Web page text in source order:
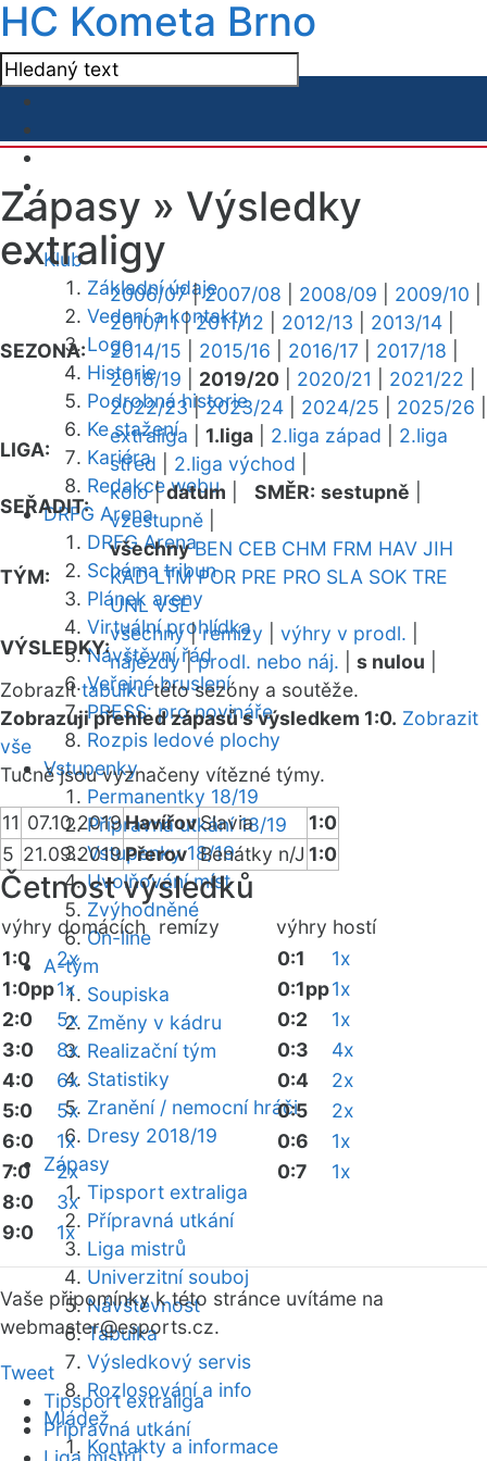
HC Kometa Brno
Klub
Základní údaje
Vedení a kontakty
Logo
Historie
Podrobná historie
Ke stažení
Kariéra
Redakce webu
DRFG Arena
DRFG Arena
Schéma tribun
Plánek areny
Virtuální prohlídka
Návštěvní řád
Veřejné bruslení
PRESS: pro novináře
Rozpis ledové plochy
Vstupenky
Permanentky 18/19
Přípravná utkání 18/19
Vstupenky 18/19
Uvolňování míst
Zvýhodněné
On-line
A-tým
Soupiska
Změny v kádru
Realizační tým
Statistiky
Zranění / nemocní hráči
Dresy 2018/19
Zápasy
Tipsport extraliga
Přípravná utkání
Liga mistrů
Univerzitní souboj
Návštěvnost
Tabulka
Výsledkový servis
Rozlosování a info
Mládež
Kontakty a informace
Zápasy » Výsledky
extraligy
SEZONA:
2006/07|2007/08 2008/09 2009/10
2010/11|2011/12 2012/13 2013/14
2014/15
2015/16 2016/17 2017/18
2018/19
2019/20 2020/21 2021/22
2022/23|2023/24 2024/25 2025/26
LIGA:
extraliga 1.liga 2.liga západ
2.liga
střed
2.liga východ
SEŘADIT:
kolo|datum SMĚR: sestupně
vzestupně
TÝM:
všechny BEN CEB CHM FRM HAV JIH
KAD LTM POR PRE PRO SLA SOK TRE
UNL VSE
VÝSLEDKY:
všechny|remízy výhry v prodl.
nájezdy|prodl. nebo náj. s nulou
Zobrazittabulkutéto sezóny a soutěže.
Zobrazuji přehled zápasů s výsledkem 1:0. Zobrazit
vše
Tučně jsou vyznačeny vítězné týmy.
11 07.10.2019HavířovSlavia
1:0
5 21.09.2019Přerov Benátky n/J 1:0
Četnost výsledků
výhry domácích remízy výhry hostí
1:0
2x
1:0pp1x
2:0
5x
3:0
8x
4:0
6x
5:0
5x
6:0
1x
7:0
2x
8:0
3x
9:0
1x
0:1
1x
0:1pp1x
0:2
1x
0:3
4x
0:4
2x
0:5
2x
0:6
1x
0:7
1x
Vaše připomínky k této stránce uvítáme na
webmaster@esports.cz.
Tweet
Tipsport extraliga
Přípravná utkání